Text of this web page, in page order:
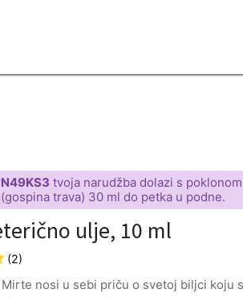
Prodajna
tvoja narudžba dolazi s
(gospina trava) 30 ml do petka u podne.
ulje, 10 ml
(2)
nosi u sebi priču o svetoj biljci koju